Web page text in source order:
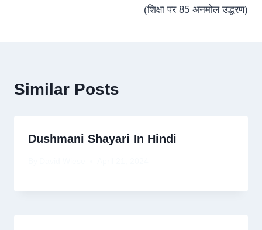
(शिक्षा पर 85 अनमोल उद्धरण)
Similar Posts
Dushmani Shayari In Hindi